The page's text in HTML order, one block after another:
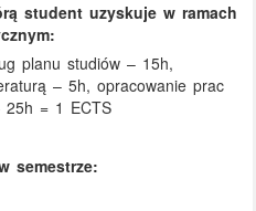
student uzyskuje w ramach
planu studiów – 15h,
– 5h, opracowanie prac
25h = 1 ECTS
semestrze: